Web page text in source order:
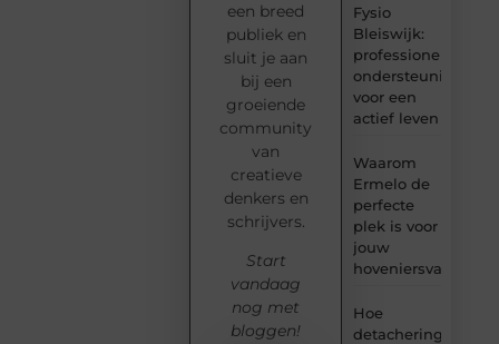
Fysio
Bleiswijk:
professionele
ondersteuning
voor een
actief leven
Waarom
Ermelo de
perfecte
plek is voor
jouw
Hoe
detachering
een breed
publiek en
sluit je aan
bij een
groeiende
community
van
creatieve
denkers en
schrijvers.
Start
vandaag
nog met
bloggen!